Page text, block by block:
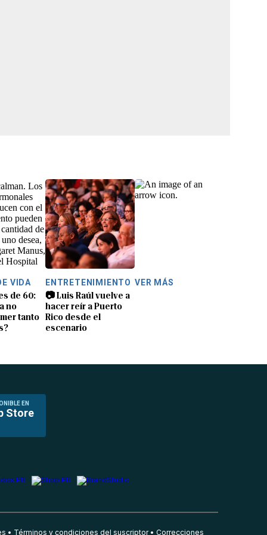
VIDA
de 60:
no
tanto
ENTRETENIMIENTO
📷 Luis Raúl vuelve a
hacer reír a Puerto
Rico desde el
escenario
VER MÁS
EN
Store
Términos y condiciones del suscriptor Correcciones